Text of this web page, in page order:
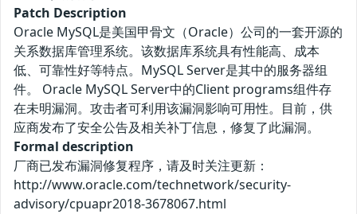
Patch Description
Oracle MySQL是美国甲骨文（Oracle）公司的一套开源的
关系数据库管理系统。该数据库系统具有性能高、成本
低、可靠性好等特点。MySQL Server是其中的服务器组
件。 Oracle MySQL Server中的Client programs组件存
在未明漏洞。攻击者可利用该漏洞影响可用性。目前，供
应商发布了安全公告及相关补丁信息，修复了此漏洞。
Formal description
厂商已发布漏洞修复程序，请及时关注更新：
http://www.oracle.com/technetwork/security-
advisory/cpuapr2018-3678067.html